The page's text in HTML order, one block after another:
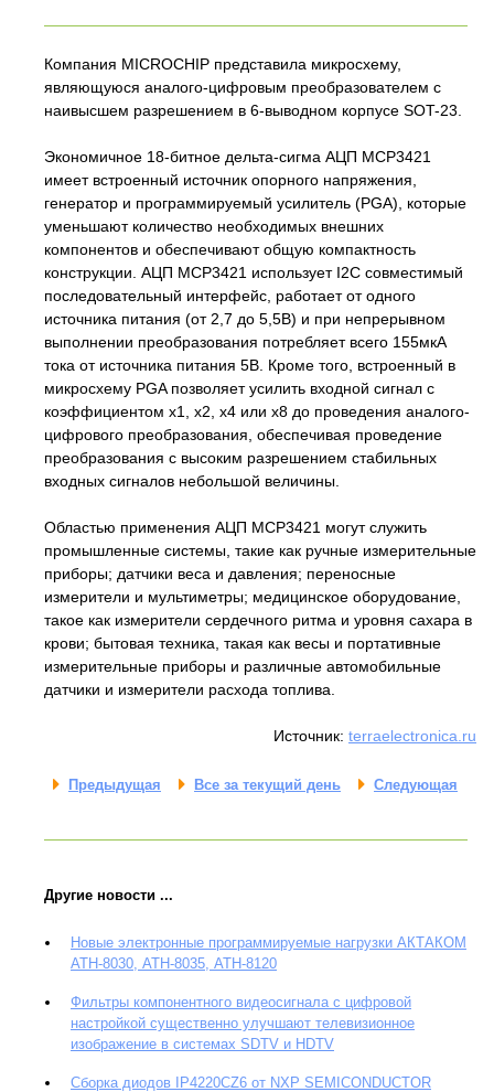
Компания MICROCHIP представила микросхему,
являющуюся аналого-цифровым преобразователем с
наивысшем разрешением в 6-выводном корпусе SOT-23.
Экономичное 18-битное дельта-сигма АЦП MCP3421
имеет встроенный источник опорного напряжения,
генератор и программируемый усилитель (PGA), которые
уменьшают количество необходимых внешних
компонентов и обеспечивают общую компактность
конструкции. АЦП MCP3421 использует I2C совместимый
последовательный интерфейс, работает от одного
источника питания (от 2,7 до 5,5В) и при непрерывном
выполнении преобразования потребляет всего 155мкА
тока от источника питания 5В. Кроме того, встроенный в
микросхему PGA позволяет усилить входной сигнал с
коэффициентом x1, x2, x4 или x8 до проведения аналого-
цифрового преобразования, обеспечивая проведение
преобразования с высоким разрешением стабильных
входных сигналов небольшой величины.
Областью применения АЦП MCP3421 могут служить
промышленные системы, такие как ручные измерительные
приборы; датчики веса и давления; переносные
измерители и мультиметры; медицинское оборудование,
такое как измерители сердечного ритма и уровня сахара в
крови; бытовая техника, такая как весы и портативные
измерительные приборы и различные автомобильные
датчики и измерители расхода топлива.
Источник: terraelectronica.ru
Предыдущая Все за текущий день Следующая
Другие новости ...
Новые электронные программируемые нагрузки АКТАКОМ
АТН-8030, АТН-8035, АТН-8120
Фильтры компонентного видеосигнала с цифровой
настройкой существенно улучшают телевизионное
изображение в системах SDTV и HDTV
Сборка диодов IP4220CZ6 от NXP SEMICONDUCTOR